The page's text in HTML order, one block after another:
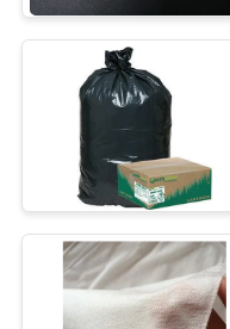
PRIVACY
POLICY
पीवीए
पानी
की थैली